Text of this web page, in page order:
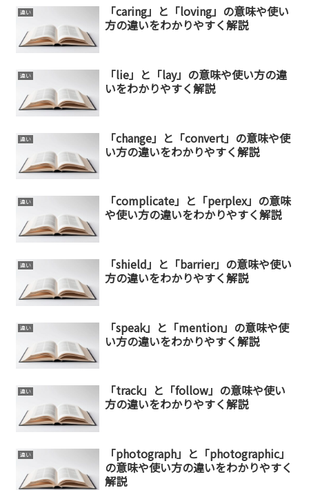
違い
「caring」と「loving」の意味や使い
方の違いをわかりやすく解説
違い
「lie」と「lay」の意味や使い方の違
いをわかりやすく解説
違い
「change」と「convert」の意味や使
い方の違いをわかりやすく解説
違い
「complicate」と「perplex」の意味
や使い方の違いをわかりやすく解説
違い
「shield」と「barrier」の意味や使い
方の違いをわかりやすく解説
違い
「speak」と「mention」の意味や使
い方の違いをわかりやすく解説
違い
「track」と「follow」の意味や使い
方の違いをわかりやすく解説
違い
「photograph」と「photographic」
の意味や使い方の違いをわかりやすく
解説